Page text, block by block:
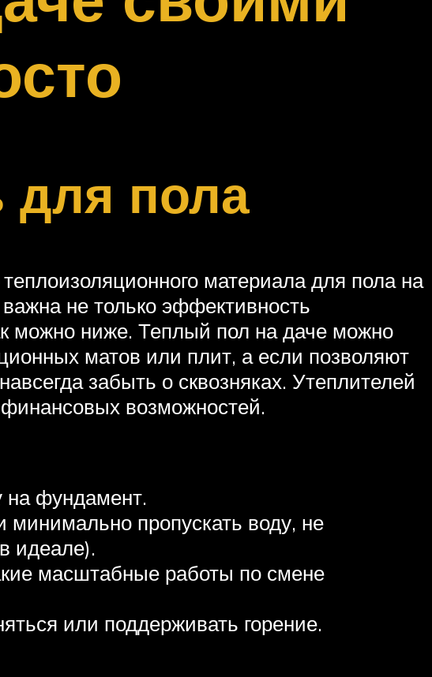
для пола
материала для пола на
не только эффективность
можно ниже. Теплый пол на даче можно
матов или плит, а если позволяют
забыть о сквозняках. Утеплителей
возможностей.
на фундамент.
минимально пропускать воду, не
идеале).
масштабные работы по смене
или поддерживать горение.